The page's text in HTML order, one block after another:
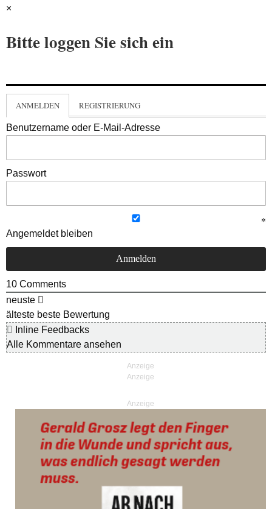
×
Bitte loggen Sie sich ein
ANMELDEN REGISTRIERUNG
Benutzername oder E-Mail-Adresse
Passwort
Angemeldet bleiben
10 Comments
neuste
älteste beste Bewertung
Inline Feedbacks
Alle Kommentare ansehen
Anzeige